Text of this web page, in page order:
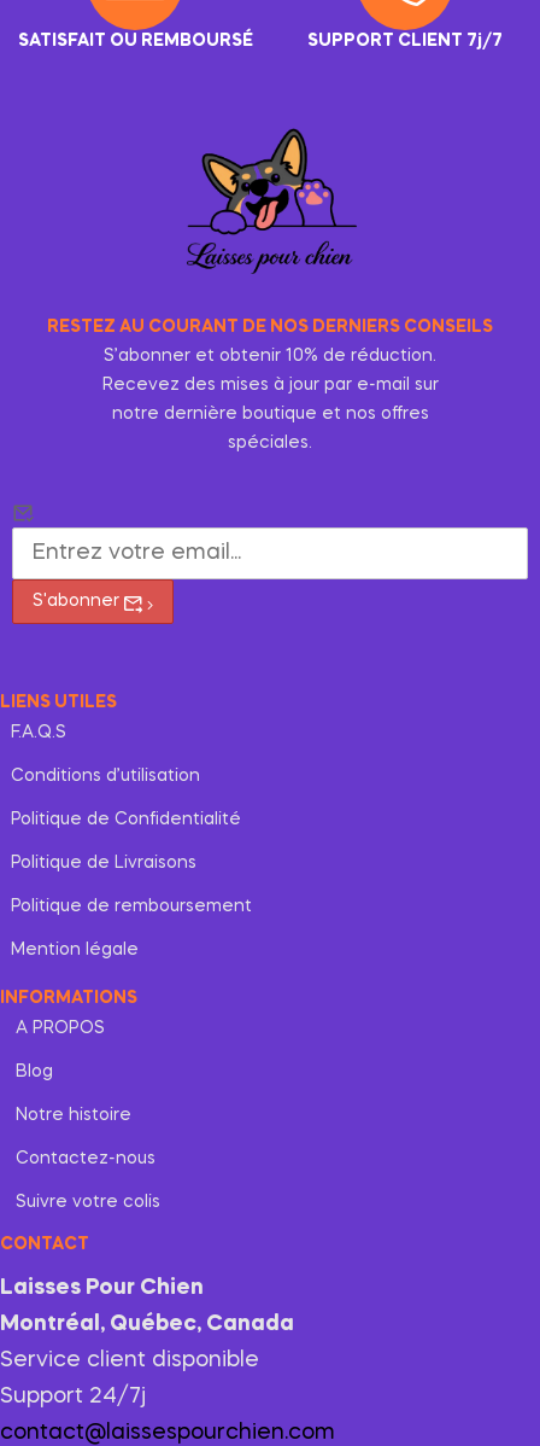
SATISFAIT OU REMBOURSÉ SUPPORT CLIENT 7j/7
RESTEZ AU COURANT DE NOS DERNIERS CONSEILS
S’abonner et obtenir 10% de réduction.
Recevez des mises à jour par e-mail sur
notre dernière boutique et nos offres
spéciales.
S'abonner
LIENS UTILES
F.A.Q.S
Conditions d’utilisation
Politique de Confidentialité
Politique de Livraisons
Politique de remboursement
Mention légale
INFORMATIONS
A PROPOS
Blog
Notre histoire
Contactez-nous
Suivre votre colis
CONTACT
Laisses Pour Chien
Montréal, Québec, Canada
Service client disponible
Support 24/7j
contact@laissespourchien.com